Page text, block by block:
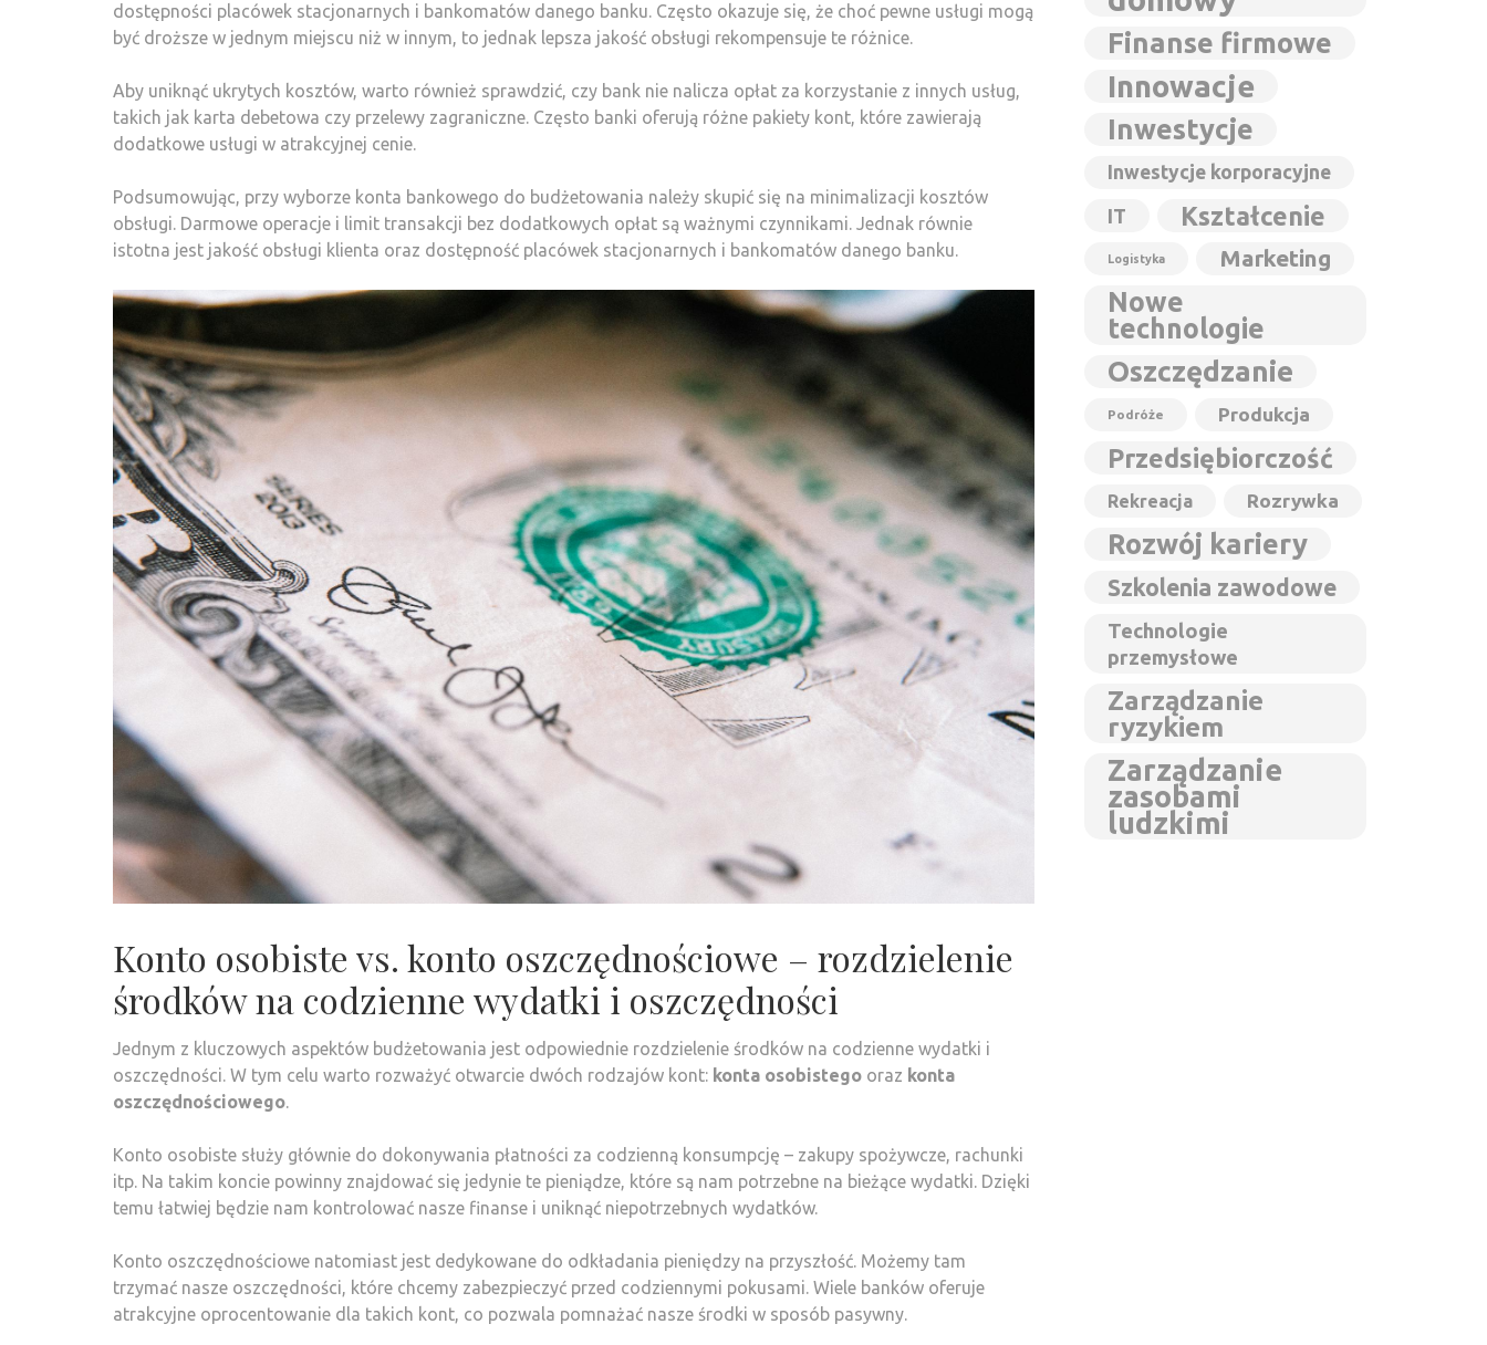
dostępności placówek stacjonarnych i bankomatów danego banku. Często okazuje się, że choć pewne usługi mogą
być droższe w jednym miejscu niż w innym, to jednak lepsza jakość obsługi rekompensuje te różnice.
Aby uniknąć ukrytych kosztów, warto również sprawdzić, czy bank nie nalicza opłat za korzystanie z innych usług,
takich jak karta debetowa czy przelewy zagraniczne. Często banki oferują różne pakiety kont, które zawierają
dodatkowe usługi w atrakcyjnej cenie.
Podsumowując, przy wyborze konta bankowego do budżetowania należy skupić się na minimalizacji kosztów
obsługi. Darmowe operacje i limit transakcji bez dodatkowych opłat są ważnymi czynnikami. Jednak równie
istotna jest jakość obsługi klienta oraz dostępność placówek stacjonarnych i bankomatów danego banku.
Konto osobiste vs. konto oszczędnościowe – rozdzielenie
środków na codzienne wydatki i oszczędności
Jednym z kluczowych aspektów budżetowania jest odpowiednie rozdzielenie środków na codzienne wydatki i
oszczędności. W tym celu warto rozważyć otwarcie dwóch rodzajów kont: konta osobistego oraz konta
oszczędnościowego
Konto osobiste służy głównie do dokonywania płatności za codzienną konsumpcję – zakupy spożywcze, rachunki
itp. Na takim koncie powinny znajdować się jedynie te pieniądze, które są nam potrzebne na bieżące wydatki. Dzięki
temu łatwiej będzie nam kontrolować nasze finanse i uniknąć niepotrzebnych wydatków.
Konto oszczędnościowe natomiast jest dedykowane do odkładania pieniędzy na przyszłość. Możemy tam
trzymać nasze oszczędności, które chcemy zabezpieczyć przed codziennymi pokusami. Wiele banków oferuje
atrakcyjne oprocentowanie dla takich kont, co pozwala pomnażać nasze środki w sposób pasywny.
Finanse firmowe
Innowacje
Inwestycje
Inwestycje korporacyjne
IT Kształcenie
Logistyka Marketing
Nowe
technologie
Oszczędzanie
Podróże Produkcja
Przedsiębiorczość
Rekreacja Rozrywka
Rozwój kariery
Szkolenia zawodowe
Technologie
przemysłowe
Zarządzanie
ryzykiem
Zarządzanie
zasobami
ludzkimi